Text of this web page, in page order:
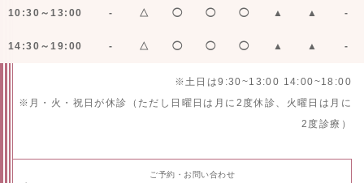
10:30～13:00 - △ ◯ ◯ ◯ ▲ ▲ -
14:30～19:00 - △ ◯ ◯ ◯ ▲ ▲ -
※土日は9:30~13:00 14:00~18:00
※月・火・祝日が休診（ただし日曜日は月に2度休診、火曜日は月に
2度診療）
ご予約・お問い合わせ